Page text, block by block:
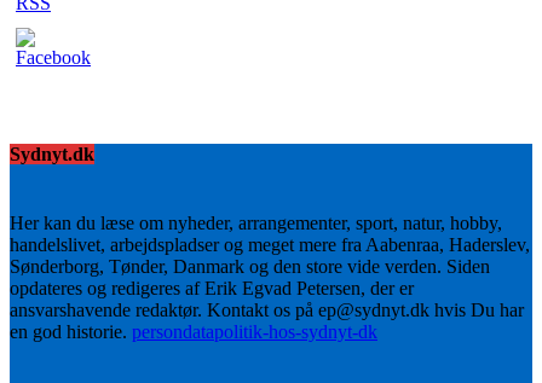
Sydnyt.dk
Her kan du læse om nyheder, arrangementer, sport, natur, hobby,
handelslivet, arbejdspladser og meget mere fra Aabenraa, Haderslev,
Sønderborg, Tønder, Danmark og den store vide verden. Siden
opdateres og redigeres af Erik Egvad Petersen, der er
ansvarshavende redaktør. Kontakt os på ep@sydnyt.dk hvis Du har
en god historie. persondatapolitik-hos-sydnyt-dk